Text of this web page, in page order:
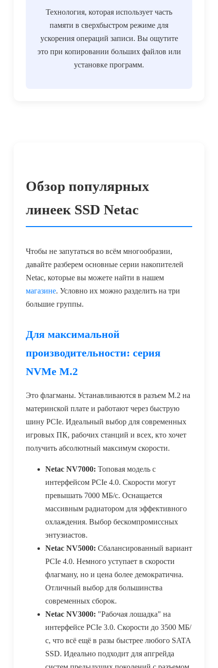
Технология, которая использует часть
памяти в сверхбыстром режиме для
ускорения операций записи. Вы ощутите
это при копировании больших файлов или
установке программ.
Обзор популярных
линеек SSD Netac
Чтобы не запутаться во всём многообразии,
давайте разберем основные серии накопителей
Netac, которые вы можете найти в нашем
магазине. Условно их можно разделить на три
большие группы.
Для максимальной
производительности: серия
NVMe M.2
Это флагманы. Устанавливаются в разъем M.2 на
материнской плате и работают через быструю
шину PCIe. Идеальный выбор для современных
игровых ПК, рабочих станций и всех, кто хочет
получить абсолютный максимум скорости.
Netac NV7000: Топовая модель с
интерфейсом PCIe 4.0. Скорости могут
превышать 7000 МБ/с. Оснащается
массивным радиатором для эффективного
охлаждения. Выбор бескомпромиссных
энтузиастов.
Netac NV5000: Сбалансированный вариант
PCIe 4.0. Немного уступает в скорости
флагману, но и цена более демократична.
Отличный выбор для большинства
современных сборок.
Netac NV3000: "Рабочая лошадка" на
интерфейсе PCIe 3.0. Скорости до 3500 МБ/
с, что всё ещё в разы быстрее любого SATA
SSD. Идеально подходит для апгрейда